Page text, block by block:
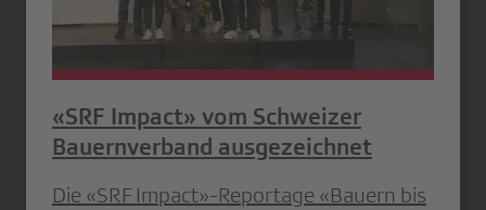
«SRF Impact» vom Schweizer
Bauernverband ausgezeichnet
Die «SRF Impact»-Reportage «Bauern bis